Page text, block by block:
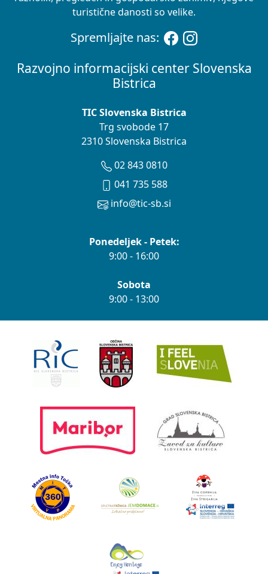
Razvojno informacijski center Slovenska
Bistrica
TIC Slovenska Bistrica
Trg svobode 17
2310 Slovenska Bistrica
02 843 0810
041 735 588
info@tic-sb.si
Ponedeljek - Petek:
9:00 - 16:00
Sobota
9:00 - 13:00
turistične danosti so velike.
Spremljajte nas: